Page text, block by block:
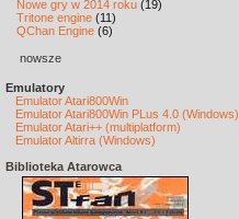
Nowe gry w 2014 roku (19)
Tritone engine (11)
QChan Engine (6)
nowsze
Emulatory
Emulator Atari800Win
Emulator Atari800Win PLus 4.0 (Windows)
Emulator Atari++ (multiplatform)
Emulator Altirra (Windows)
Biblioteka Atarowca